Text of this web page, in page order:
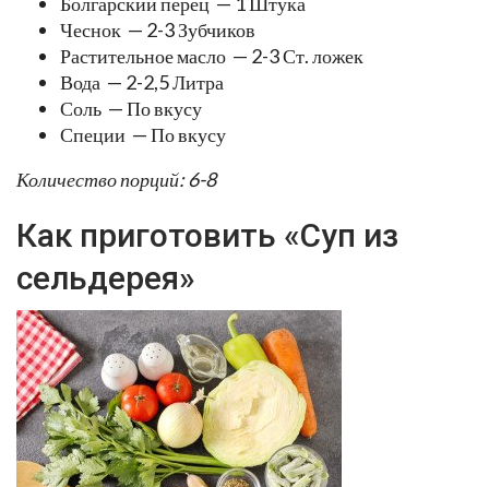
Чеснок — 2-3 Зубчиков
Растительное масло — 2-3 Ст. ложек
Вода — 2-2,5 Литра
Соль — По вкусу
Специи — По вкусу
Количество порций: 6-8
Как приготовить «Суп из
сельдерея»